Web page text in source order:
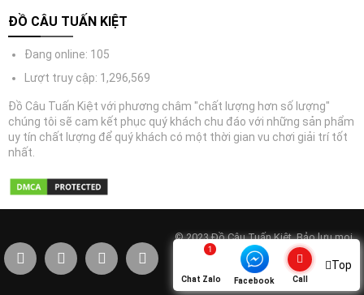
ĐỒ CÂU TUẤN KIỆT
Đang online: 105
Lượt truy cập: 1,296,569
Đồ Câu Tuấn Kiệt với phương châm "chất lượng hơn số lượng"
chúng tôi sẽ cam kết phục quý khách chu đáo với những sản phẩm
uy tín chất lượng để quý khách có một thời gian vu chơi giải trí tốt
nhất.
© 2023 Đồ Câu Tuấn Kiệt. Bảo lưu mọi
quyền. Điện thoại: 0977333443.
Email:info@docautuankiet.com
Chat Zalo Facebook Call
Top